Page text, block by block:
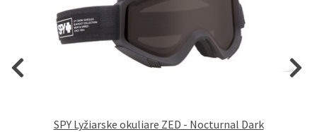
SPY Lyžiarske okuliare ZED - Nocturnal Dark